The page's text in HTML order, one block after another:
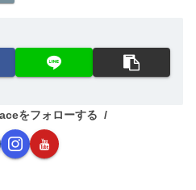
をフォローする